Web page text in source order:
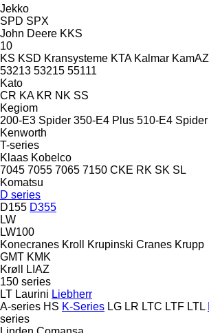
Jekko
SPD SPX
John Deere KKS
10
KS KSD Kransysteme KTA Kalmar KamAZ
53213 53215 55111
Kato
CR KA KR NK SS
Kegiom
200-E3 Spider 350-E4 Plus 510-E4 Spider
Kenworth
T-series
Klaas Kobelco
7045 7055 7065 7150 CKE RK SK SL
Komatsu
D series
D155 D355
LW
LW100
Konecranes Kroll Krupinski Cranes Krupp
GMT KMK
Krøll
LIAZ
150 series
LT Laurini Liebherr
A-series HS K-Series LG LR LTC LTF LTL
series